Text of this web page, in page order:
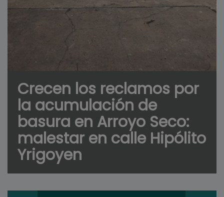
Crecen los reclamos por
la acumulación de
basura en Arroyo Seco:
malestar en calle Hipólito
Yrigoyen